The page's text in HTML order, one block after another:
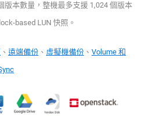
版本數量，整機最多支援 1,024 個版本
based LUN 快照。
、 遠端備份 、 虛擬機備份 、 Volume 和